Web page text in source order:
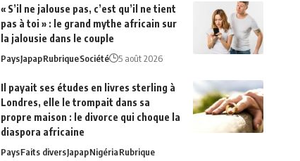
« S’il ne jalouse pas, c’est qu’il ne tient
pas à toi » : le grand mythe africain sur
la jalousie dans le couple
PaysJapapRubriqueSociété 5 août 2026
Il payait ses études en livres sterling à
Londres, elle le trompait dans sa
propre maison : le divorce qui choque la
diaspora africaine
PaysFaits diversJapapNigériaRubrique